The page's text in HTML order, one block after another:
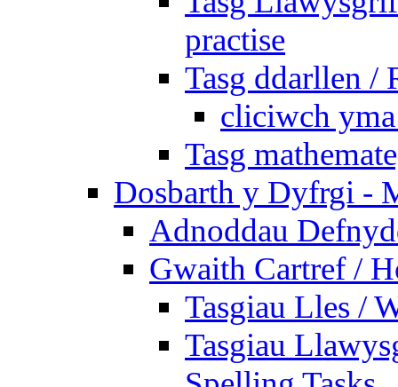
practise
Tasg ddarllen /
cliciwch
Tasg
Dosbarth y Dyfrgi -
Adnoddau
Gwaith Cartref /
Tasgiau Lles /
Tasgiau